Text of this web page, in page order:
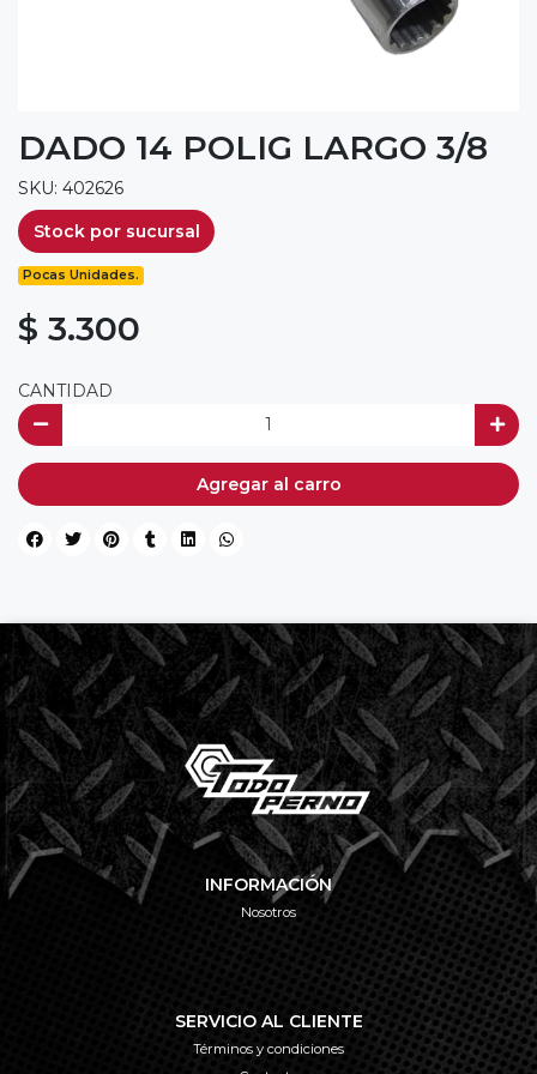
DADO 14 POLIG LARGO 3/8
SKU: 402626
Stock por sucursal
Pocas Unidades.
$ 3.300
CANTIDAD
Agregar al carro
INFORMACIÓN
Nosotros
SERVICIO AL CLIENTE
Términos y condiciones